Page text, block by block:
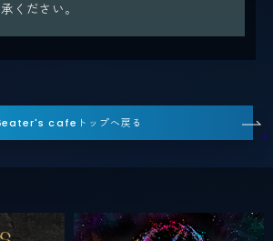
ください。
cafeトップへ戻る